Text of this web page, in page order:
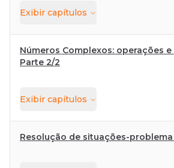
Exibir capítulos
Números Complexos: operações
Parte 2/2
Exibir capítulos
Resolução de situações-problema